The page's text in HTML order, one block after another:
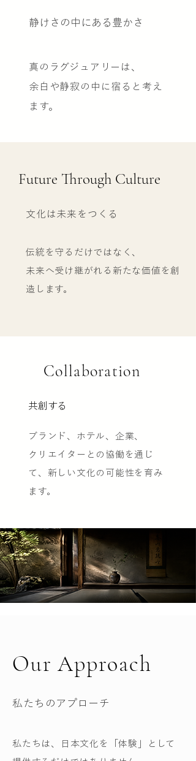
静けさの中にある豊かさ
真のラグジュアリーは、
余白や静寂の中に宿ると考え
ます。
Future Through Culture
文化は未来をつくる
伝統を守るだけではなく、
未来へ受け継がれる新たな価値を創
造します。
Collaboration
共創する
ブランド、ホテル、企業、
クリエイターとの協働を通じ
て、新しい文化の可能性を育み
ます。
Our Approach
私たちのアプローチ
私たちは、日本文化を「体験」として